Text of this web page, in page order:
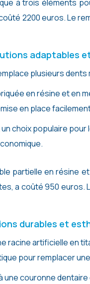
à trois éléments
2200 euros. Le
adaptables
plusieurs
en résine et en
en place
choix populaire
partielle en résine
a coûté 950
durables et
racine artificielle en
pour remplacer
une couronne